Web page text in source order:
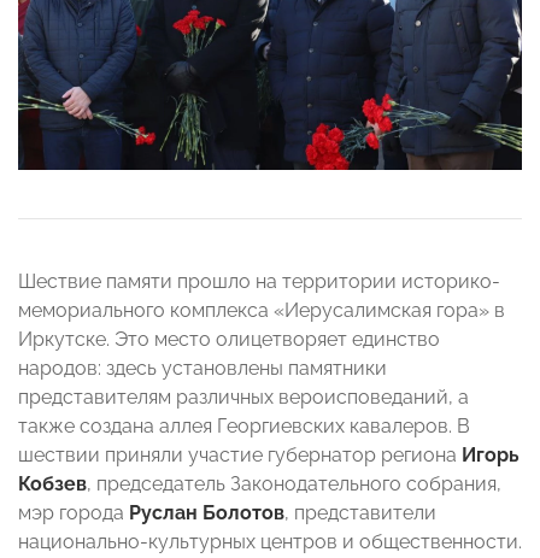
Шествие памяти прошло на территории историко-
мемориального комплекса «Иерусалимская гора» в
Иркутске. Это место олицетворяет единство
народов: здесь установлены памятники
представителям различных вероисповеданий, а
также создана аллея Георгиевских кавалеров. В
шествии приняли участие губернатор региона Игорь
Кобзев, председатель Законодательного собрания,
мэр города Руслан Болотов, представители
национально-культурных центров и общественности.